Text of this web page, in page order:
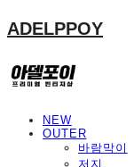
ADELPPOY
NEW
OUTER
바람막이
저지